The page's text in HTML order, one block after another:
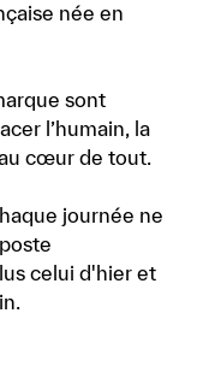
née en
sont
l’humain, la
cœur de tout.
journée ne
celui d'hier et